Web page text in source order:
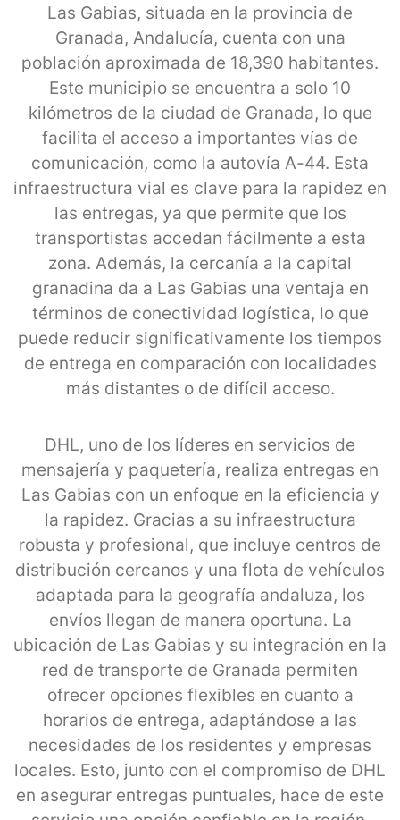
Las Gabias, situada en la provincia de
Granada, Andalucía, cuenta con una
población aproximada de 18,390 habitantes.
Este municipio se encuentra a solo 10
kilómetros de la ciudad de Granada, lo que
facilita el acceso a importantes vías de
comunicación, como la autovía A-44. Esta
infraestructura vial es clave para la rapidez en
las entregas, ya que permite que los
transportistas accedan fácilmente a esta
zona. Además, la cercanía a la capital
granadina da a Las Gabias una ventaja en
términos de conectividad logística, lo que
puede reducir significativamente los tiempos
de entrega en comparación con localidades
más distantes o de difícil acceso.
DHL, uno de los líderes en servicios de
mensajería y paquetería, realiza entregas en
Las Gabias con un enfoque en la eficiencia y
la rapidez. Gracias a su infraestructura
robusta y profesional, que incluye centros de
distribución cercanos y una flota de vehículos
adaptada para la geografía andaluza, los
envíos llegan de manera oportuna. La
ubicación de Las Gabias y su integración en la
red de transporte de Granada permiten
ofrecer opciones flexibles en cuanto a
horarios de entrega, adaptándose a las
necesidades de los residentes y empresas
locales. Esto, junto con el compromiso de DHL
en asegurar entregas puntuales, hace de este